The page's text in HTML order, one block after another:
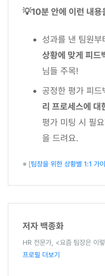
💡10분 안에 이런 내용
성과를 낸 팀원부
상황에 맞게 피드
님들 주목!
공정한 평가 피드
리 프로세스에 대
평가 미팅 시 필
을 드려요.
※ [팀장을 위한 상황별 1:1 가
저자 백종화
HR 전문가, <요즘 팀장은 이
프로필 더보기